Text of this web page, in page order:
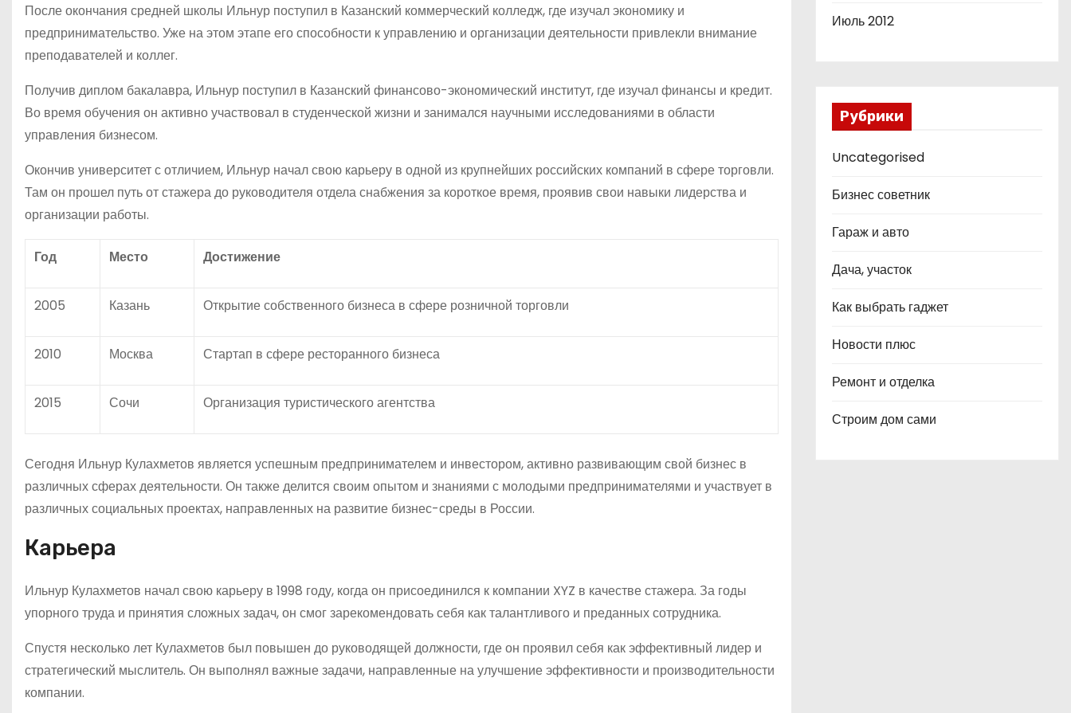
После окончания средней школы Ильнур поступил в Казанский коммерческий колледж, где изучал экономику и
предпринимательство. Уже на этом этапе его способности к управлению и организации деятельности привлекли внимание
преподавателей и коллег.
Получив диплом бакалавра, Ильнур поступил в Казанский финансово-экономический институт, где изучал финансы и кредит.
Во время обучения он активно участвовал в студенческой жизни и занимался научными исследованиями в области
управления бизнесом.
Окончив университет с отличием, Ильнур начал свою карьеру в одной из крупнейших российских компаний в сфере торговли.
Там он прошел путь от стажера до руководителя отдела снабжения за короткое время, проявив свои навыки лидерства и
организации работы.
Год Место Достижение
2005 Казань Открытие собственного бизнеса в сфере розничной торговли
2010 Москва Стартап в сфере ресторанного бизнеса
2015 Сочи Организация туристического агентства
Сегодня Ильнур Кулахметов является успешным предпринимателем и инвестором, активно развивающим свой бизнес в
различных сферах деятельности. Он также делится своим опытом и знаниями с молодыми предпринимателями и участвует в
различных социальных проектах, направленных на развитие бизнес-среды в России.
Карьера
Ильнур Кулахметов начал свою карьеру в 1998 году, когда он присоединился к компании XYZ в качестве стажера. За годы
упорного труда и принятия сложных задач, он смог зарекомендовать себя как талантливого и преданных сотрудника.
Спустя несколько лет Кулахметов был повышен до руководящей должности, где он проявил себя как эффективный лидер и
стратегический мыслитель. Он выполнял важные задачи, направленные на улучшение эффективности и производительности
компании.
Июль 2012
Рубрики
Uncategorised
Бизнес советник
Гараж и авто
Дача, участок
Как выбрать гаджет
Новости плюс
Ремонт и отделка
Строим дом сами